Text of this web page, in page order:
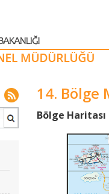
14. Bölge
​Bölge Haritası